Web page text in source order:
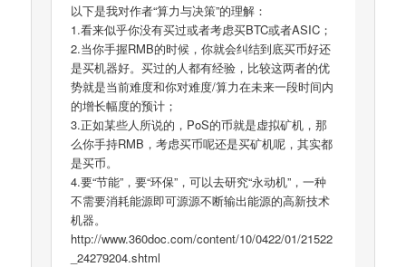
以下是我对作者“算力与决策”的理解：
1.看来似乎你没有买过或者考虑买BTC或者ASIC；
2.当你手握RMB的时候，你就会纠结到底买币好还
是买机器好。买过的人都有经验，比较这两者的优
势就是当前难度和你对难度/算力在未来一段时间内
的增长幅度的预计；
3.正如某些人所说的，PoS的币就是虚拟矿机，那
么你手持RMB，考虑买币呢还是买矿机呢，其实都
是买币。
4.要“节能”，要“环保”，可以去研究“永动机”，一种
不需要消耗能源即可源源不断输出能源的高新技术
机器。
http://www.360doc.com/content/10/0422/01/21522
_24279204.shtml